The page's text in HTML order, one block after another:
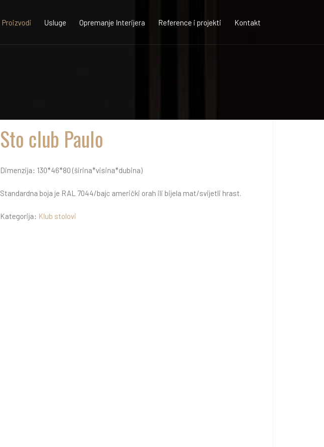
Proizvodi Usluge Opremanje Interijera Reference i projekti Kontakt
Sto club Paulo
Dimenzija: 130*46*80 (širina*visina*dubina)
Standardna boja je RAL 7044/bajc američki orah ili bijela mat/svijetli hrast.
Kategorija: Klub stolovi